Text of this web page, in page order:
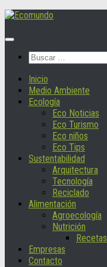
Saltar
contenido
Buscar:
Inicio
Medio Ambiente
Ecología
Eco Noticias
Eco Turismo
Eco niños
Eco Tips
Sustentabilidad
Arquitectura
Tecnología
Reciclado
Alimentación
Agroecología
Nutrición
Recetas
Empresas
Contacto